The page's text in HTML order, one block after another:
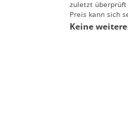
zuletzt überprüft
Preis kann sich
Keine